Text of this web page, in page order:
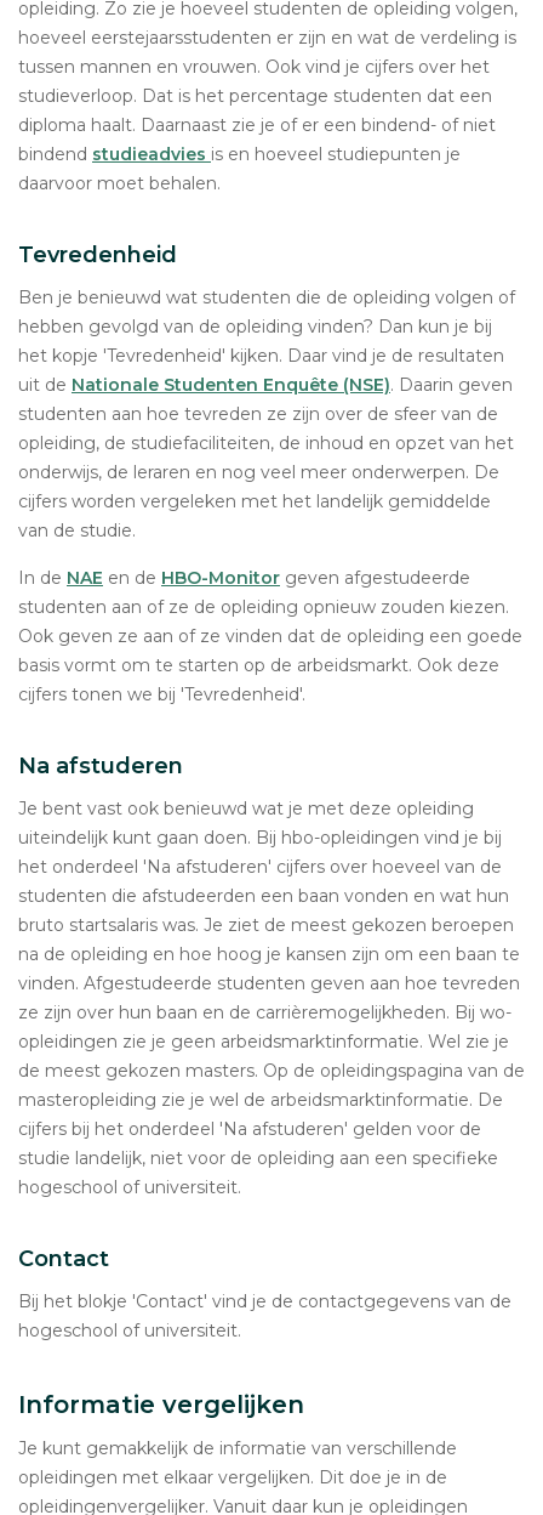
opleiding. Zo zie je hoeveel studenten de opleiding volgen,
hoeveel eerstejaarsstudenten er zijn en wat de verdeling is
tussen mannen en vrouwen. Ook vind je cijfers over het
studieverloop. Dat is het percentage studenten dat een
diploma haalt. Daarnaast zie je of er een bindend- of niet
bindend studieadvies is en hoeveel studiepunten je
daarvoor moet behalen.
Tevredenheid
Ben je benieuwd wat studenten die de opleiding volgen of
hebben gevolgd van de opleiding vinden? Dan kun je bij
het kopje 'Tevredenheid' kijken. Daar vind je de resultaten
uit de Nationale Studenten Enquête (NSE). Daarin geven
studenten aan hoe tevreden ze zijn over de sfeer van de
opleiding, de studiefaciliteiten, de inhoud en opzet van het
onderwijs, de leraren en nog veel meer onderwerpen. De
cijfers worden vergeleken met het landelijk gemiddelde
van de studie.
In de NAE en de HBO-Monitor geven afgestudeerde
studenten aan of ze de opleiding opnieuw zouden kiezen.
Ook geven ze aan of ze vinden dat de opleiding een goede
basis vormt om te starten op de arbeidsmarkt. Ook deze
cijfers tonen we bij 'Tevredenheid'.
Na afstuderen
Je bent vast ook benieuwd wat je met deze opleiding
uiteindelijk kunt gaan doen. Bij hbo-opleidingen vind je bij
het onderdeel 'Na afstuderen' cijfers over hoeveel van de
studenten die afstudeerden een baan vonden en wat hun
bruto startsalaris was. Je ziet de meest gekozen beroepen
na de opleiding en hoe hoog je kansen zijn om een baan te
vinden. Afgestudeerde studenten geven aan hoe tevreden
ze zijn over hun baan en de carrièremogelijkheden. Bij wo-
opleidingen zie je geen arbeidsmarktinformatie. Wel zie je
de meest gekozen masters. Op de opleidingspagina van de
masteropleiding zie je wel de arbeidsmarktinformatie. De
cijfers bij het onderdeel 'Na afstuderen' gelden voor de
studie landelijk, niet voor de opleiding aan een specifieke
hogeschool of universiteit.
Contact
Bij het blokje 'Contact' vind je de contactgegevens van de
hogeschool of universiteit.
Informatie vergelijken
Je kunt gemakkelijk de informatie van verschillende
opleidingen met elkaar vergelijken. Dit doe je in de
opleidingenvergelijker. Vanuit daar kun je opleidingen